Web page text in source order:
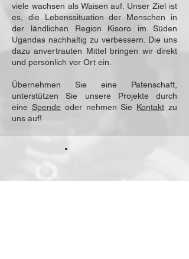
viele wachsen als Waisen auf. Unser Ziel ist
es, die Lebenssituation der Menschen in
der ländlichen Region Kisoro im Süden
Ugandas nachhaltig zu verbessern. Die uns
dazu anvertrauten Mittel bringen wir direkt
und persönlich vor Ort ein.
Übernehmen Sie eine Patenschaft,
unterstützen Sie unsere Projekte durch
eine Spendeoder nehmen Sie Kontakt zu
uns auf!